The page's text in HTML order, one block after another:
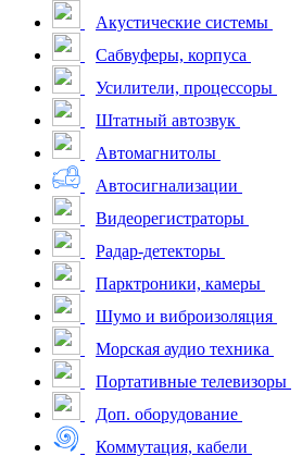
Акустические системы
Сабвуферы, корпуса
Усилители, процессоры
Штатный автозвук
Автомагнитолы
Автосигнализации
Видеорегистраторы
Радар-детекторы
Парктроники, камеры
Шумо и виброизоляция
Морская аудио техника
Портативные телевизоры
Доп. оборудование
Коммутация, кабели